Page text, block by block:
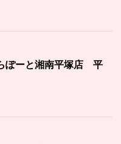
ぽーと湘南平塚店 平